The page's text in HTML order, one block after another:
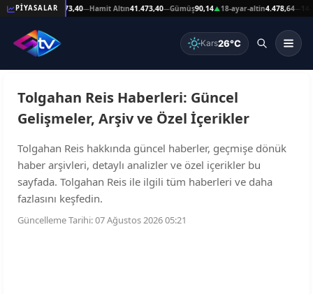
PİYASALAR
Reşat Altın41.473,40—Hamit Altın41.473,40—Gümüş90,14▲18-ayar-altin4.478,64—14-
Kars26°C
Tolgahan Reis Haberleri: Güncel
Gelişmeler, Arşiv ve Özel İçerikler
Tolgahan Reis hakkında güncel haberler, geçmişe dönük
haber arşivleri, detaylı analizler ve özel içerikler bu
sayfada. Tolgahan Reis ile ilgili tüm haberleri ve daha
fazlasını keşfedin.
Güncelleme Tarihi: 07 Ağustos 2026 05:21